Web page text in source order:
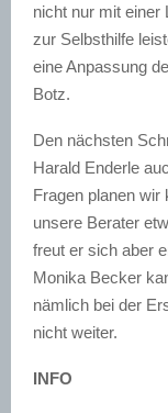
nicht nur mit einer
zur Selbsthilfe
eine Anpassung
Botz.
Den nächsten
Harald Enderle
Fragen planen wir
unsere Berater
freut er sich aber
Monika Becker
nämlich bei der
nicht weiter.
INFO